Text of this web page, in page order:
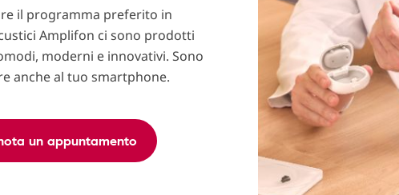
il programma preferito in
Amplifon ci sono prodotti
moderni e innovativi. Sono
anche al tuo smartphone.
un appuntamento